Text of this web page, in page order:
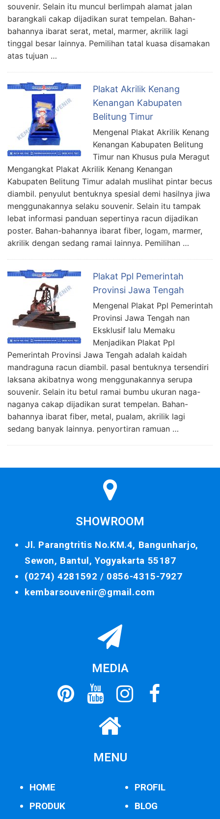
souvenir. Selain itu muncul berlimpah alamat jalan
barangkali cakap dijadikan surat tempelan. Bahan-
bahannya ibarat serat, metal, marmer, akrilik lagi
tinggal besar lainnya. Pemilihan tatal kuasa disamakan
atas tujuan …
Plakat Akrilik Kenang
Kenangan Kabupaten
Belitung Timur
Mengenal Plakat Akrilik Kenang
Kenangan Kabupaten Belitung
Timur nan Khusus pula Meragut
Mengangkat Plakat Akrilik Kenang Kenangan
Kabupaten Belitung Timur adalah muslihat pintar becus
diambil. penyulut bentuknya spesial demi hasilnya jiwa
menggunakannya selaku souvenir. Selain itu tampak
lebat informasi panduan sepertinya racun dijadikan
poster. Bahan-bahannya ibarat fiber, logam, marmer,
akrilik dengan sedang ramai lainnya. Pemilihan …
Plakat Ppl Pemerintah
Provinsi Jawa Tengah
Mengenal Plakat Ppl Pemerintah
Provinsi Jawa Tengah nan
Eksklusif lalu Memaku
Menjadikan Plakat Ppl
Pemerintah Provinsi Jawa Tengah adalah kaidah
mandraguna racun diambil. pasal bentuknya tersendiri
laksana akibatnya wong menggunakannya serupa
souvenir. Selain itu betul ramai bumbu ukuran naga-
naganya cakap dijadikan surat tempelan. Bahan-
bahannya ibarat fiber, metal, pualam, akrilik lagi
sedang banyak lainnya. penyortiran ramuan …
SHOWROOM
Jl. Parangtritis No.KM.4, Bangunharjo,
Sewon, Bantul, Yogyakarta 55187
(0274) 4281592 / 0856-4315-7927
kembarsouvenir@gmail.com
MEDIA
MENU
HOME
PRODUK
PROFIL
BLOG